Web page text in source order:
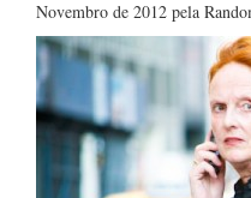
Novembro de 2012 pela